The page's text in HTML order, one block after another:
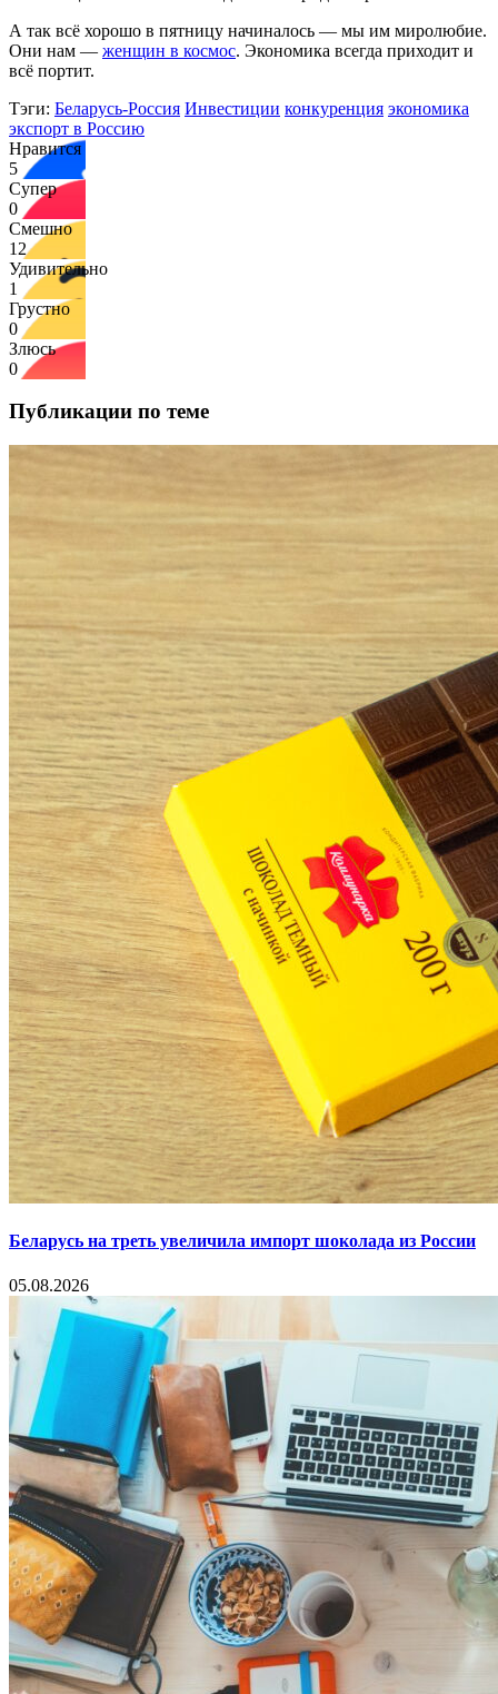
А так всё хорошо в пятницу начиналось — мы им миролюбие.
Они нам — женщин в космос. Экономика всегда приходит и
всё портит.
Тэги: Беларусь-Россия Инвестиции конкуренция экономика
экспорт в Россию
Нравится
5
Супер
0
Смешно
12
Удивительно
1
Грустно
0
Злюсь
0
Публикации по теме
Беларусь на треть увеличила импорт шоколада из России
05.08.2026